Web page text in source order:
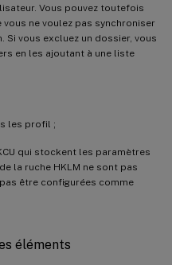
Vous pouvez toutefois
ne voulez pas synchroniser
Si vous excluez un dossier, vous
en les ajoutant à une liste
les profil ;
qui stockent les paramètres
la ruche HKLM ne sont pas
être configurées comme
éléments